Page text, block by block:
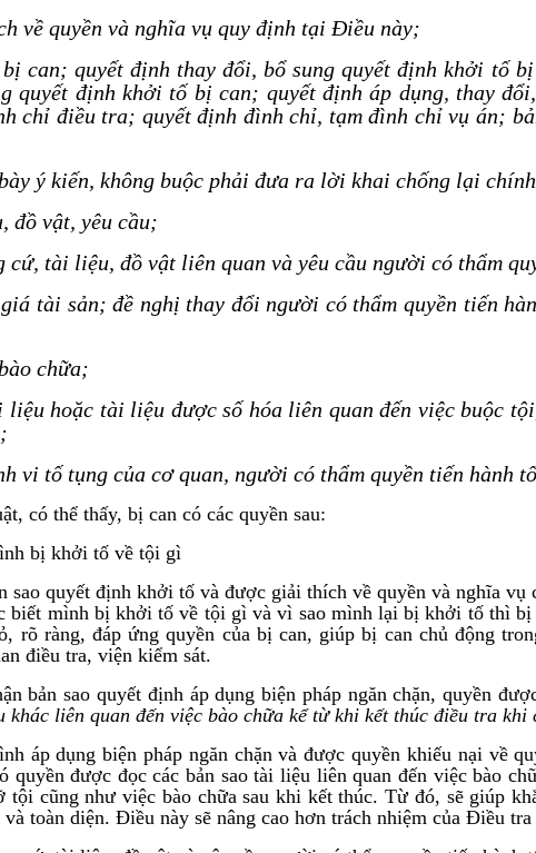
về quyền và nghĩa vụ quy định tại Điều này;
can; quyết định thay đổi, bổ sung quyết định khởi tố
quyết định khởi tố bị can; quyết định áp dụng, thay
chỉ điều tra; quyết định đình chỉ, tạm đình chỉ vụ án;
ý kiến, không buộc phải đưa ra lời khai chống lại
đồ vật, yêu cầu;
cứ, tài liệu, đồ vật liên quan và yêu cầu người có thẩm
tài sản; đề nghị thay đổi người có thẩm quyền tiến
chữa;
hoặc tài liệu được số hóa liên quan đến việc buộc
vi tố tụng của cơ quan, người có thẩm quyền tiến hành
có thể thấy, bị can có các quyền sau:
bị khởi tố về tội gì
sao quyết định khởi tố và được giải thích về quyền và nghĩa
biết mình bị khởi tố về tội gì và vì sao mình lại bị khởi tố thì
rõ ràng, đáp ứng quyền của bị can, giúp bị can chủ động
điều tra, viện kiểm sát.
bản sao quyết định áp dụng biện pháp ngăn chặn, quyền
liên quan đến việc bào chữa kể từ khi kết thúc điều tra khi
áp dụng biện pháp ngăn chặn và được quyền khiếu nại về
quyền được đọc các bản sao tài liệu liên quan đến việc bào
tội cũng như việc bào chữa sau khi kết thúc. Từ đó, sẽ giúp
toàn diện. Điều này sẽ nâng cao hơn trách nhiệm của Điều